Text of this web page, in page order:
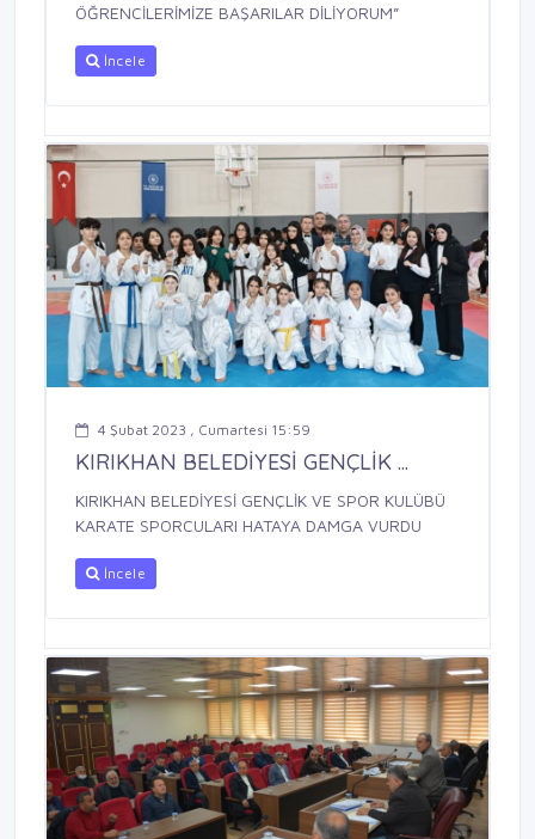
ÖĞRENCİLERİMİZE BAŞARILAR DİLİYORUM”
İncele
4 Şubat 2023 , Cumartesi 15:59
KIRIKHAN BELEDİYESİ GENÇLİK ...
KIRIKHAN BELEDİYESİ GENÇLİK VE SPOR KULÜBÜ
KARATE SPORCULARI HATAYA DAMGA VURDU
İncele